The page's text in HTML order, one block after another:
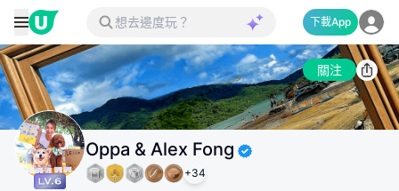
下載App
關注
Oppa & Alex Fong
+34